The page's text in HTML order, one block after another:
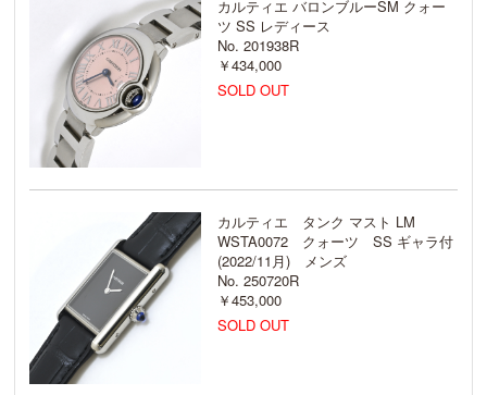
カルティエ バロンブルーSM クォー
ツ SS レディース
No. 201938R
￥434,000
SOLD OUT
カルティエ タンク マスト LM
WSTA0072 クォーツ SS ギャラ付
(2022/11月) メンズ
No. 250720R
￥453,000
SOLD OUT